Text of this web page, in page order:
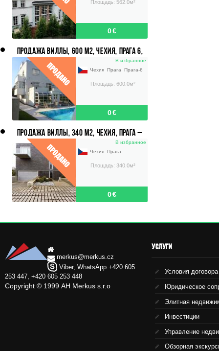
Площадь: 562.0м²
0 €
ПРОДАЖА ВИЛЛЫ, 600 М2, ЧЕХИЯ, ПРАГА 6,
ЦЕНА 2 622 000 ЕВРО.
В избранное
Чехия Прага Прага-6
Площадь: 600.0м²
0 €
ПРОДАЖА ВИЛЛЫ, 340 М2, ЧЕХИЯ, ПРАГА –
ВОКОВИЦЕ, ЦЕНА 1 081 000 ЕВРО.В избранное
Чехия Прага
Площадь: 340.0м²
0 €
merkus@merkus.cz
Viber, WhatsApp +420 605
253 447, +420 605 253 448
Copyright © 1999 АН Merkus s.r.o
УСЛУГИ
Условия
Юридическое
Элитная
Инвестиции
Управление
Обзорная